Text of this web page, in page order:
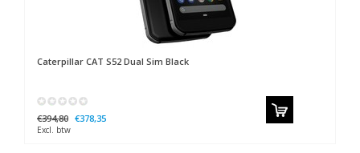
Caterpillar CAT S52 Dual Sim Black
€394,80 €378,35
Excl. btw